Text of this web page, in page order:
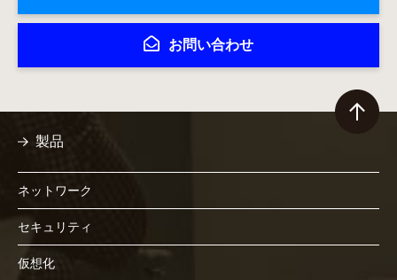
お問い合わせ
製品
ネットワーク
セキュリティ
仮想化